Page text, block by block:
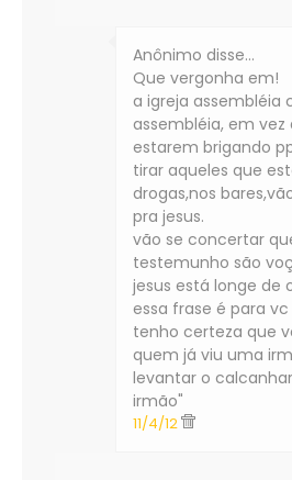
Anônimo disse…
Que vergonha em!
a igreja assembléia
assembléia, em vez
estarem brigando
tirar aqueles que
drogas,nos
pra jesus.
vão se concertar
testemunho são
jesus está longe de
essa frase é para vc
tenho certeza que
quem já viu uma
levantar o
irmão"
11/4/12